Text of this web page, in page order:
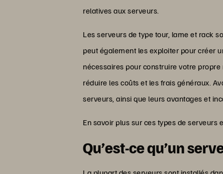
relatives aux serveurs.
Les serveurs de type tour, lame et rack
peut également les exploiter pour créer
nécessaires pour construire votre
réduire les coûts et les frais généraux.
serveurs, ainsi que leurs avantages et
En savoir plus sur ces types de
Qu’est-ce qu’un